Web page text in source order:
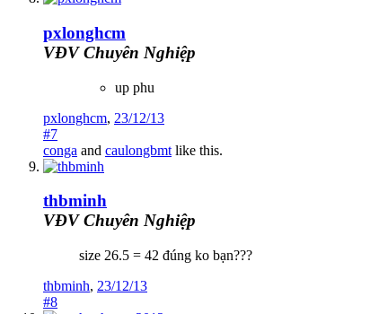
pxlonghcm
VĐV Chuyên Nghiệp
up phu
pxlonghcm, 23/12/13
#7
conga and caulongbmt like this.
thbminh
VĐV Chuyên Nghiệp
size 26.5 = 42 đúng ko bạn???
thbminh, 23/12/13
#8